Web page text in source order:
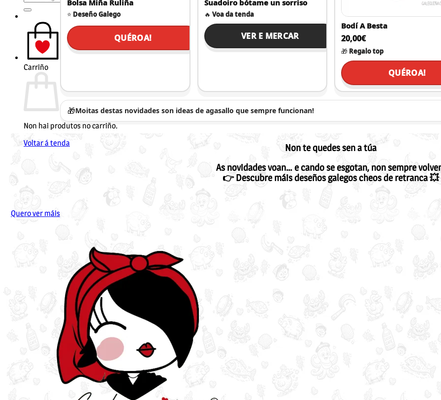
por:
Carriño
Non hai produtos no carriño.
Voltar á tenda
Bolsa Miña Ruliña
⭐ Deseño Galego
QUÉROA!
Suadoiro bótame un sorriso
🔥 Voa da tenda
VER E MERCAR
Bodí A Besta
20,00€
🎁 Regalo top
QUÉROA!
🎁Moitas destas novidades son ideas de agasallo que sempre funcionan!
Non te quedes sen a túa
As novidades voan… e cando se esgotan, non sempre
👉 Descubre máis deseños galegos cheos de retranca 💥
Quero ver máis